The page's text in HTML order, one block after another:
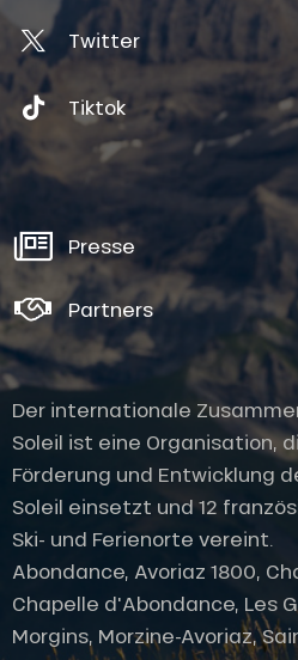
Twitter
Tiktok
Presse
Partners
Der internationale
Soleil ist eine Organisation,
Förderung und Entwicklung
Soleil einsetzt und 12
Ski- und Ferienorte vereint.
Abondance, Avoriaz 1800,
Chapelle d'Abondance, Les
Morgins, Morzine-Avoriaz,